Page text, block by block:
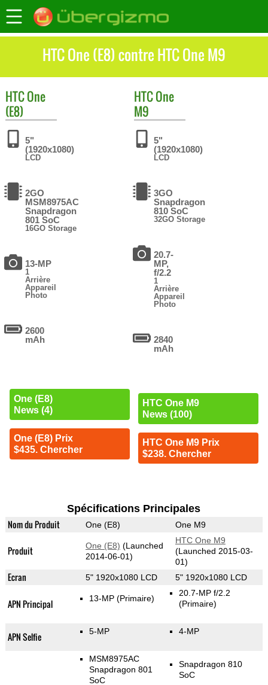
HTC One (E8) contre HTC One M9
HTCOne
(E8)
5"
(1920x1080)
LCD
2GO
MSM8975AC
Snapdragon
801 SoC
16GO Storage
13-MP
1
Arrière
Appareil
Photo
2600
mAh
One (E8)
News (4)
One (E8) Prix
$435. Chercher
HTCOne
M9
5"
(1920x1080)
LCD
3GO
Snapdragon
810 SoC
32GO Storage
20.7-
MP,
f/2.2
1
Arrière
Appareil
Photo
2840
mAh
HTC One M9
News (100)
HTC One M9 Prix
$238. Chercher
Spécifications Principales
Nom du Produit One (E8) One M9
Produit One (E8) (Launched
2014-06-01)
HTC One M9
(Launched 2015-03-
01)
Ecran 5" 1920x1080 LCD 5" 1920x1080 LCD
APN Principal 13-MP (Primaire)
20.7-MP f/2.2
(Primaire)
APN Selfie 5-MP 4-MP
MSM8975AC
Snapdragon 801
SoC
Snapdragon 810
SoC